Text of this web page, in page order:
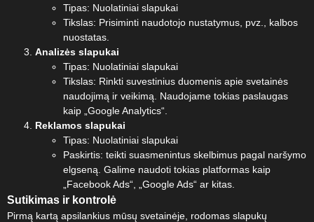
Tipas: Nuolatiniai slapukai
Tikslas: Prisiminti naudotojo nustatymus, pvz., kalbos
nuostatas.
Analizės slapukai
Tipas: Nuolatiniai slapukai
Tikslas: Rinkti suvestinius duomenis apie svetainės
naudojimą ir veikimą. Naudojame tokias paslaugas
kaip „Google Analytics“.
Reklamos slapukai
Tipas: Nuolatiniai slapukai
Paskirtis: teikti suasmenintus skelbimus pagal naršymo
elgseną. Galime naudoti tokias platformas kaip
„Facebook Ads“, „Google Ads“ ar kitas.
Sutikimas ir kontrolė
Pirmą kartą apsilankius mūsų svetainėje, rodomas slapukų